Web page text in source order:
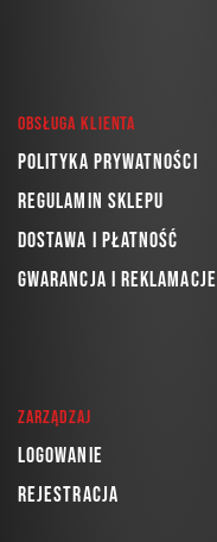
Obsługa klienta
Polityka prywatności
Regulamin sklepu
Dostawa i płatność
Gwarancja i reklamacje
Zarządzaj
Logowanie
Rejestracja